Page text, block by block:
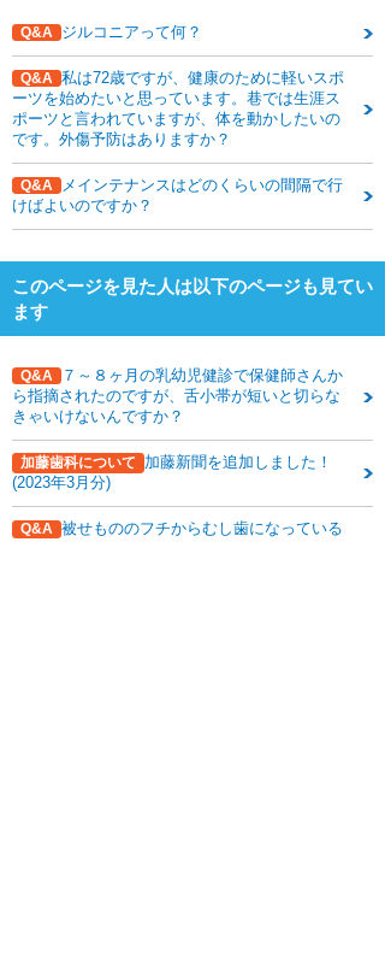
Q&A ジルコニアって何？
Q&A
私は72歳ですが、健康のために軽いスポ
ーツを始めたいと思っています。巷では生涯ス
ポーツと言われていますが、体を動かしたいの
です。外傷予防はありますか？
Q&A
メインテナンスはどのくらいの間隔で行
けばよいのですか？
このページを見た人は以下のページも見てい
ます
Q&A
７～８ヶ月の乳幼児健診で保健師さんか
ら指摘されたのですが、舌小帯が短いと切らな
きゃいけないんですか？
加藤歯科について
加藤新聞を追加しました！
(2023年3月分)
Q&A 被せもののフチからむし歯になっている